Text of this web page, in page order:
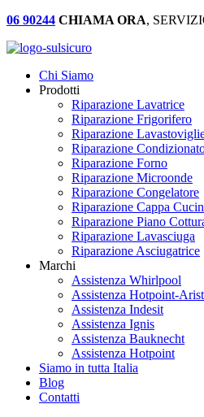
06 90244 CHIAMA ORA,
Chi Siamo
Prodotti
Riparazione Lavatrice
Riparazione Frigorifero
Riparazione
Riparazione
Riparazione Forno
Riparazione Microonde
Riparazione Congelatore
Riparazione Cappa
Riparazione Piano
Riparazione Lavasciuga
Riparazione Asciugatrice
Marchi
Assistenza Whirlpool
Assistenza Hotpoint-
Assistenza Indesit
Assistenza Ignis
Assistenza Bauknecht
Assistenza Hotpoint
Siamo in tutta Italia
Blog
Contatti